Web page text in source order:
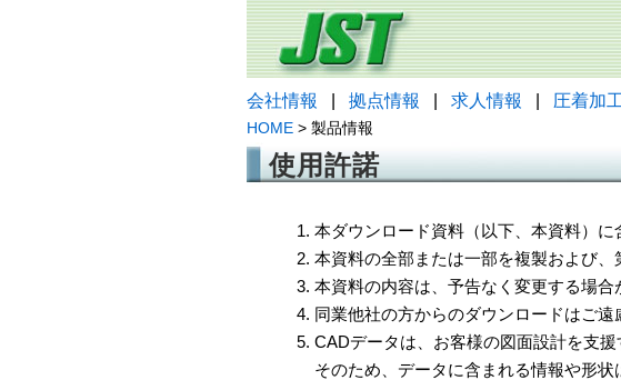
会社情報 拠点情報 求人情報 圧着加
HOME > 製品情報
使用許諾
1. 本ダウンロード資料（以下、本資料）に
2. 本資料の全部または一部を複製および
3. 本資料の内容は、予告なく変更する場合
4. 同業他社の方からのダウンロードはご遠
5. CADデータは、お客様の図面設計を支援
そのため、データに含まれる情報や形状